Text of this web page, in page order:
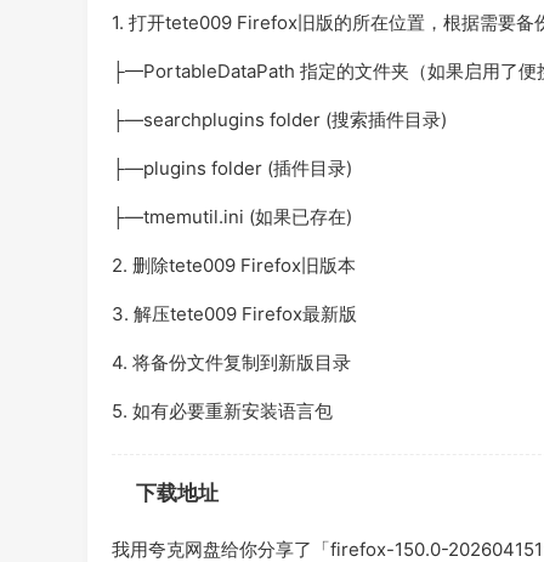
1. 打开tete009 Firefox旧版的所在位置，根据需要备
├—PortableDataPath 指定的文件夹（如果启用了便
├—searchplugins folder (搜索插件目录)
├—plugins folder (插件目录)
├—tmemutil.ini (如果已存在)
2. 删除tete009 Firefox旧版本
3. 解压tete009 Firefox最新版
4. 将备份文件复制到新版目录
5. 如有必要重新安装语言包
下载地址
我用夸克网盘给你分享了「firefox-150.0-